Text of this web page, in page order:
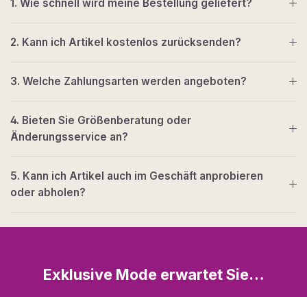
1. Wie schnell wird meine Bestellung geliefert?
2. Kann ich Artikel kostenlos zurücksenden?
3. Welche Zahlungsarten werden angeboten?
4. Bieten Sie Größenberatung oder
Änderungsservice an?
5. Kann ich Artikel auch im Geschäft anprobieren
oder abholen?
Exklusive Mode erwartet Sie…